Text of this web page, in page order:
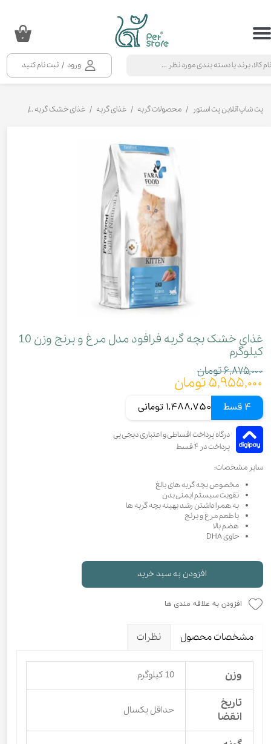
ورود / ثبت نام کنید
حساب کاربری من
خروج از حساب کاربری
۰
پت شاپ آنلاین پت استور محصولات گربه غذای گربه غذای خشک گربه
غذای خشک بچه گربه فرافود مدل مرغ و برنج وزن 10
کیلوگرم
۶,۸۷۵,۰۰۰ تومان
۵,۹۵۵,۰۰۰ تومان
4 قسط 1,488,750 تومانی
سایر مشخصات:
مخصوص بچه گربه های بالغ
تقویت سیستم ایمنی بدن
به همرا داشتن رشد بهینه بچه گربه ها
با طعم مرغ و برنج
هضم بالا
حاوی DHA
افزودن به سبد خرید
افزودن به علاقه مندی ها
مشخصات محصول نظرات
وزن 10 کیلوگرم
تاریخ
انقضا
حداقل یکسال